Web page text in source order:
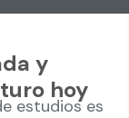
y
hoy
estudios es